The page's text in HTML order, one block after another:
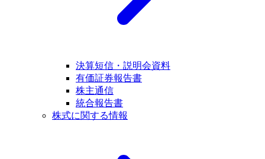
決算短信・説明会資料
有価証券報告書
株主通信
統合報告書
株式に関する情報